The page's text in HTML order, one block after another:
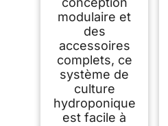
modulaire et
des
accessoires
complets, ce
système de
culture
hydroponique
est facile à